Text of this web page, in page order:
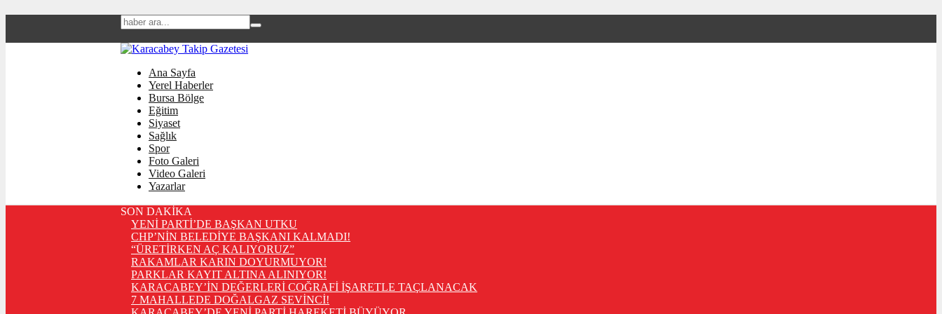
Ana Sayfa
Yerel Haberler
Bursa Bölge
Eğitim
Siyaset
Sağlık
Spor
Foto Galeri
Video Galeri
Yazarlar
SON DAKİKA
YENİ PARTİ’DE BAŞKAN UTKU
CHP’NİN BELEDİYE BAŞKANI KALMADI!
“ÜRETİRKEN AÇ KALIYORUZ”
RAKAMLAR KARIN DOYURMUYOR!
PARKLAR KAYIT ALTINA ALINIYOR!
KARACABEY’İN DEĞERLERİ COĞRAFİ İŞARETLE TAÇLANACAK
7 MAHALLEDE DOĞALGAZ SEVİNCİ!